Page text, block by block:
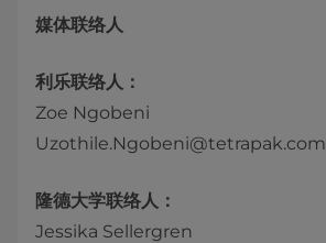
媒体联络人
利乐联络人：
Zoe Ngobeni
Uzothile.Ngobeni@tetrapak.com
隆德大学联络人：
Jessika Sellergren